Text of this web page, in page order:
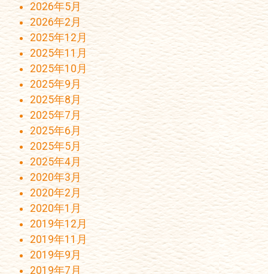
2026年5月
2026年2月
2025年12月
2025年11月
2025年10月
2025年9月
2025年8月
2025年7月
2025年6月
2025年5月
2025年4月
2020年3月
2020年2月
2020年1月
2019年12月
2019年11月
2019年9月
2019年7月